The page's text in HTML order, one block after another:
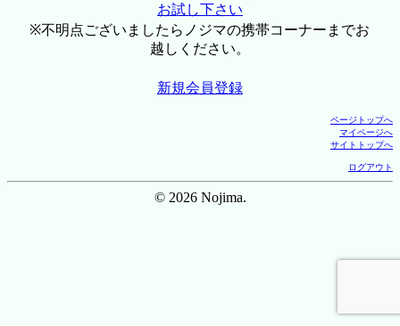
お試し下さい
※不明点ございましたらノジマの携帯コーナーまでお
越しください。
新規会員登録
ページトップへ
マイページへ
サイトトップへ
ログアウト
© 2026 Nojima.